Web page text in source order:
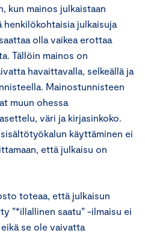
kun mainos julkaistaan
henkilökohtaisia julkaisuja
olla vaikea erottaa
Tällöin mainos on
havaittavalla, selkeällä ja
Mainostunnisteen
muun ohessa
väri ja kirjasinkoko.
käyttäminen ei
että julkaisu on
toteaa, että julkaisun
”*illallinen saatu” -ilmaisu ei
se ole vaivatta